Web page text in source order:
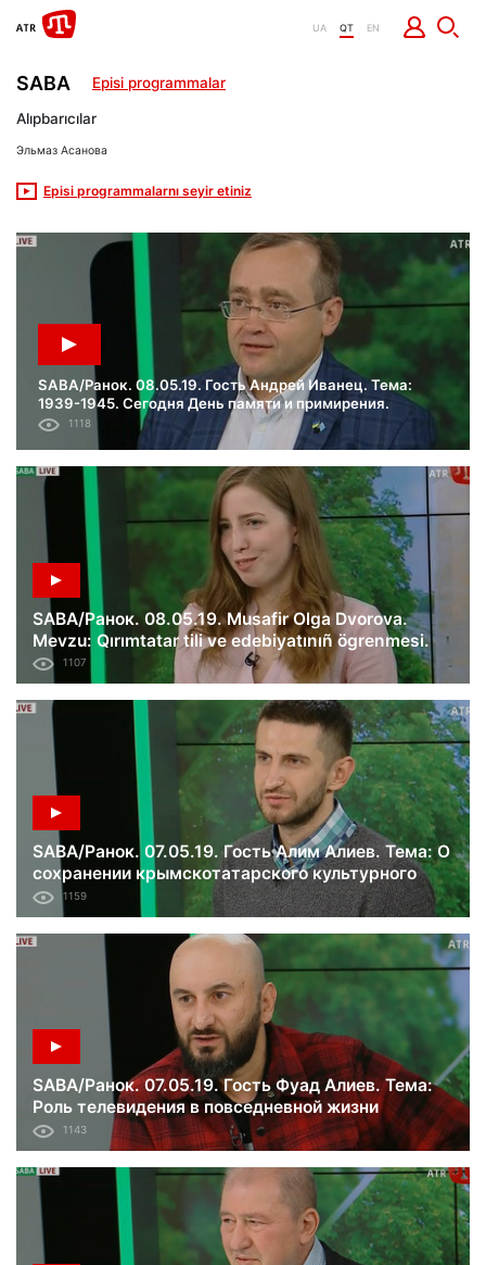
UA QT EN
SABA Episi programmalar
SABA/Ранок. 08.05.19. Гость Андрей Иванец. Тема:
1939-1945. Сегодня День памяти и примирения.
1118
SABA/Ранок. 08.05.19. Musafir Olga Dvorova.
Mevzu: Qırımtatar tili ve edebiyatınıñ ögrenmesi.
1107
SABA/Ранок. 07.05.19. Гость Алим Алиев. Тема: О
сохранении крымскотатарского культурного
достояния.
1159
SABA/Ранок. 07.05.19. Гость Фуад Алиев. Тема:
Роль телевидения в повседневной жизни
укаринцев.
1143
Alıpbarıcılar
Эльмаз Асанова
Episi programmalarnı seyir etiniz